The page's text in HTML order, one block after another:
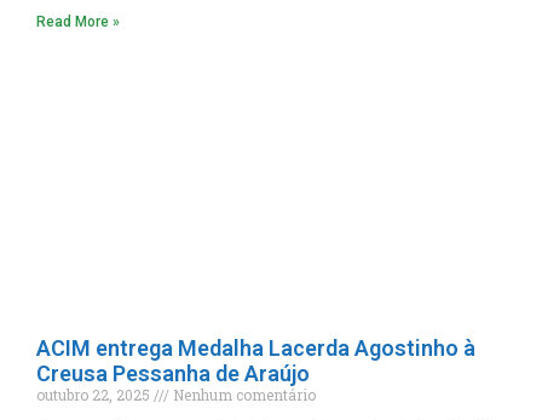
Read More »
ACIM entrega Medalha Lacerda Agostinho à
Creusa Pessanha de Araújo
outubro 22, 2025
Nenhum comentário